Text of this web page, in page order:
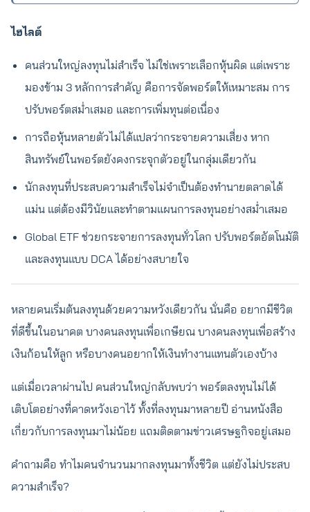
ไฮไลต์
คนส่วนใหญ่ลงทุนไม่สำเร็จ ไม่ใช่เพราะเลือกหุ้นผิด แต่เพราะ
มองข้าม 3 หลักการสำคัญ คือการจัดพอร์ตให้เหมาะสม การ
ปรับพอร์ตสม่ำเสมอ และการเพิ่มทุนต่อเนื่อง
การถือหุ้นหลายตัวไม่ได้แปลว่ากระจายความเสี่ยง หาก
สินทรัพย์ในพอร์ตยังคงกระจุกตัวอยู่ในกลุ่มเดียวกัน
นักลงทุนที่ประสบความสำเร็จไม่จำเป็นต้องทำนายตลาดได้
แม่น แต่ต้องมีวินัยและทำตามแผนการลงทุนอย่างสม่ำเสมอ
Global ETF ช่วยกระจายการลงทุนทั่วโลก ปรับพอร์ตอัตโนมัติ
และลงทุนแบบ DCA ได้อย่างสบายใจ
หลายคนเริ่มต้นลงทุนด้วยความหวังเดียวกัน นั่นคือ อยากมีชีวิต
ที่ดีขึ้นในอนาคต บางคนลงทุนเพื่อเกษียณ บางคนลงทุนเพื่อสร้าง
เงินก้อนให้ลูก หรือบางคนอยากให้เงินทำงานแทนตัวเองบ้าง
แต่เมื่อเวลาผ่านไป คนส่วนใหญ่กลับพบว่า พอร์ตลงทุนไม่ได้
เติบโตอย่างที่คาดหวังเอาไว้ ทั้งที่ลงทุนมาหลายปี อ่านหนังสือ
เกี่ยวกับการลงทุนมาไม่น้อย แถมติดตามข่าวเศรษฐกิจอยู่เสมอ
คำถามคือ ทำไมคนจำนวนมากลงทุนมาทั้งชีวิต แต่ยังไม่ประสบ
ความสำเร็จ?